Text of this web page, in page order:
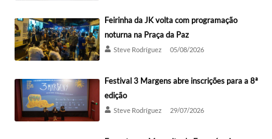
Feirinha da JK volta com programação
noturna na Praça da Paz
Steve Rodríguez 05/08/2026
Festival 3 Margens abre inscrições para a 8ª
edição
Steve Rodríguez 29/07/2026